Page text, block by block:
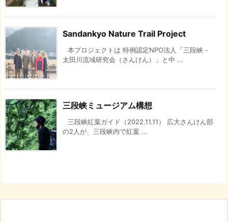
Sandankyo Nature Trail Project
本プロジェクトは 特例認定NPO法人「三段峡－
太田川流域研究会（さんけん）」と中 ...
三段峡ミュージアム構想
三段峡紅葉ガイド（2022.11.11） 広大さんけん部
の2人が、三段峡内で紅葉 ...